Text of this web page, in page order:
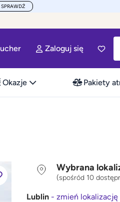
SPRAWDŹ
Zaloguj się
Okazje Pakiety
Wybrana
(spośród 10
Lublin - zmień lokalizację